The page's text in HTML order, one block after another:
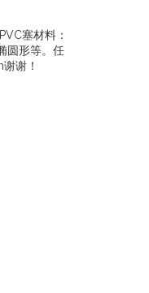
塞材料：
圆形等。任
谢！